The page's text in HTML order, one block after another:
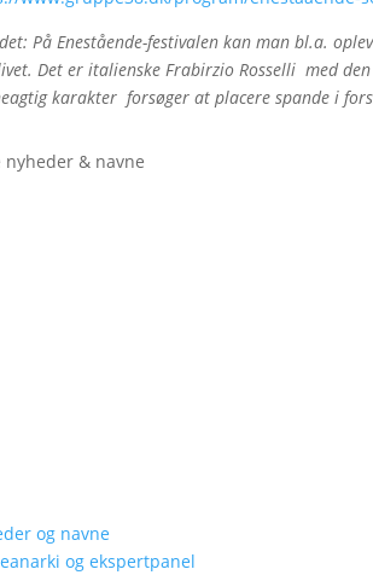
På Enestående-festivalen kan man bl.a.
Det er italienske Frabirzio Rosselli med
karakter forsøger at placere spande i
nyheder & navne
og navne
og ekspertpanel